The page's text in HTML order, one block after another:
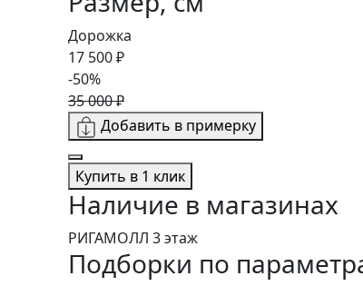
Дорожка
17 500 ₽
-50%
35 000 ₽
Добавить в примерку
Купить в 1 клик
Наличие в магазинах
РИГАМОЛЛ 3 этаж
Подборки по